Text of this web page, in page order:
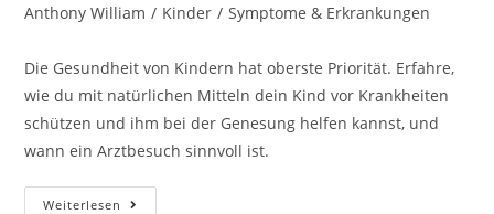
Anthony William / Kinder / Symptome & Erkrankungen
Die Gesundheit von Kindern hat oberste Priorität. Erfahre,
wie du mit natürlichen Mitteln dein Kind vor Krankheiten
schützen und ihm bei der Genesung helfen kannst, und
wann ein Arztbesuch sinnvoll ist.
Weiterlesen